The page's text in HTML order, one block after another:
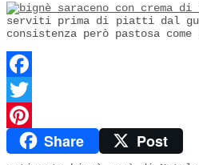
serviti prima di piatti dal
consistenza però pastosa
Facebook
Twitter
PinterestShare Post